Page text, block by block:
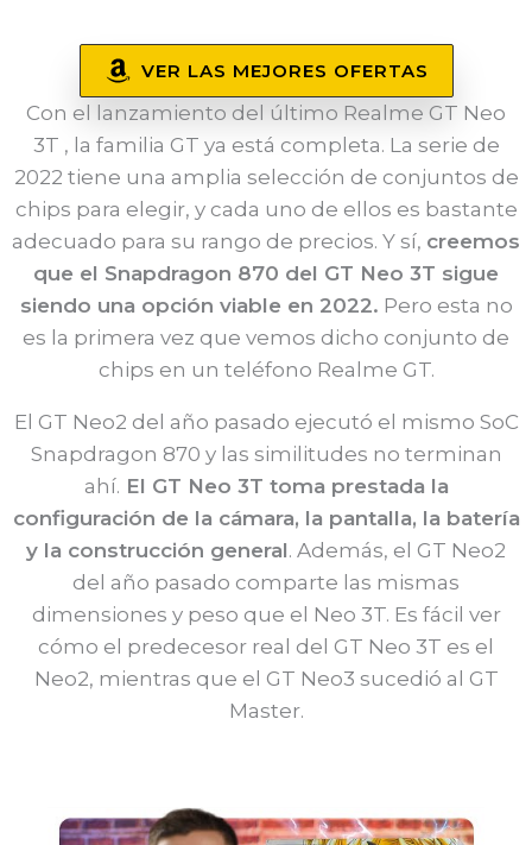
VER LAS MEJORES OFERTAS
Con el lanzamiento del último Realme GT Neo
3T , la familia GT ya está completa. La serie de
2022 tiene una amplia selección de conjuntos de
chips para elegir, y cada uno de ellos es bastante
adecuado para su rango de precios. Y sí, creemos
que el Snapdragon 870 del GT Neo 3T sigue
siendo una opción viable en 2022. Pero esta no
es la primera vez que vemos dicho conjunto de
chips en un teléfono Realme GT.
El GT Neo2 del año pasado ejecutó el mismo SoC
Snapdragon 870 y las similitudes no terminan
ahí. El GT Neo 3T toma prestada la
configuración de la cámara, la pantalla, la batería
y la construcción general. Además, el GT Neo2
del año pasado comparte las mismas
dimensiones y peso que el Neo 3T. Es fácil ver
cómo el predecesor real del GT Neo 3T es el
Neo2, mientras que el GT Neo3 sucedió al GT
Master.